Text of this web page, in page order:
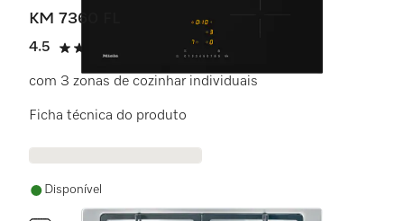
KM 7360 FL
4.5
4.5 estrela(s) de 5
(2 avaliações)
com 3 zonas de cozinhar individuais
Ficha técnica do produto
Disponível